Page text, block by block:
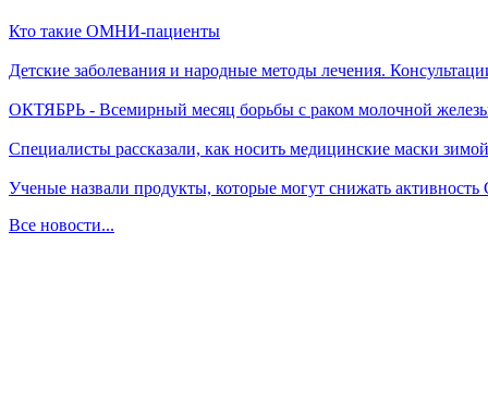
Кто такие ОМНИ-пациенты
Детские заболевания и народные методы лечения.
ОКТЯБРЬ - Всемирный месяц борьбы с раком молочной
Специалисты рассказали, как носить медицинские маски зимой
Ученые назвали продукты, которые могут снижать
Все новости...